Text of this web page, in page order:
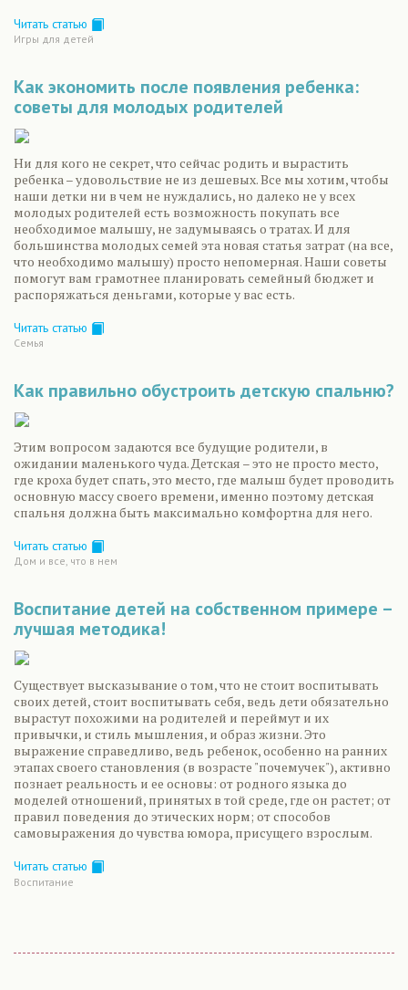
Читать статью
Игры для детей
Как экономить после появления ребенка:
советы для молодых родителей
Ни для кого не секрет, что сейчас родить и вырастить
ребенка – удовольствие не из дешевых. Все мы хотим, чтобы
наши детки ни в чем не нуждались, но далеко не у всех
молодых родителей есть возможность покупать все
необходимое малышу, не задумываясь о тратах. И для
большинства молодых семей эта новая статья затрат (на все,
что необходимо малышу) просто непомерная. Наши советы
помогут вам грамотнее планировать семейный бюджет и
распоряжаться деньгами, которые у вас есть.
Читать статью
Семья
Как правильно обустроить детскую спальню?
Этим вопросом задаются все будущие родители, в
ожидании маленького чуда. Детская – это не просто место,
где кроха будет спать, это место, где малыш будет проводить
основную массу своего времени, именно поэтому детская
спальня должна быть максимально комфортна для него.
Читать статью
Дом и все, что в нем
Воспитание детей на собственном примере –
лучшая методика!
Существует высказывание о том, что не стоит воспитывать
своих детей, стоит воспитывать себя, ведь дети обязательно
вырастут похожими на родителей и переймут и их
привычки, и стиль мышления, и образ жизни. Это
выражение справедливо, ведь ребенок, особенно на ранних
этапах своего становления (в возрасте "почемучек"), активно
познает реальность и ее основы: от родного языка до
моделей отношений, принятых в той среде, где он растет; от
правил поведения до этических норм; от способов
самовыражения до чувства юмора, присущего взрослым.
Читать статью
Воспитание